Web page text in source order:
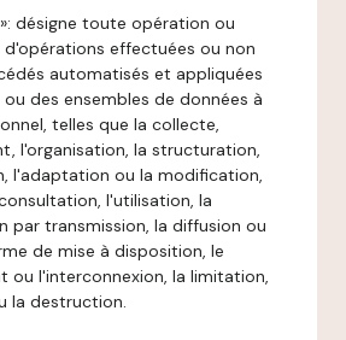
désigne toute opération ou
effectuées ou non
automatisés et appliquées
des ensembles de données à
telles que la collecte,
l'organisation, la structuration,
l'adaptation ou la modification,
l'utilisation, la
par transmission, la diffusion ou
de mise à disposition, le
ou l'interconnexion, la limitation,
la destruction.